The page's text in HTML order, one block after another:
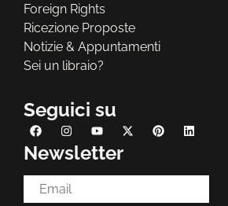
Foreign Rights
Ricezione Proposte
Notizie & Appuntamenti
Sei un libraio?
Seguici su
Newsletter
Email Address*